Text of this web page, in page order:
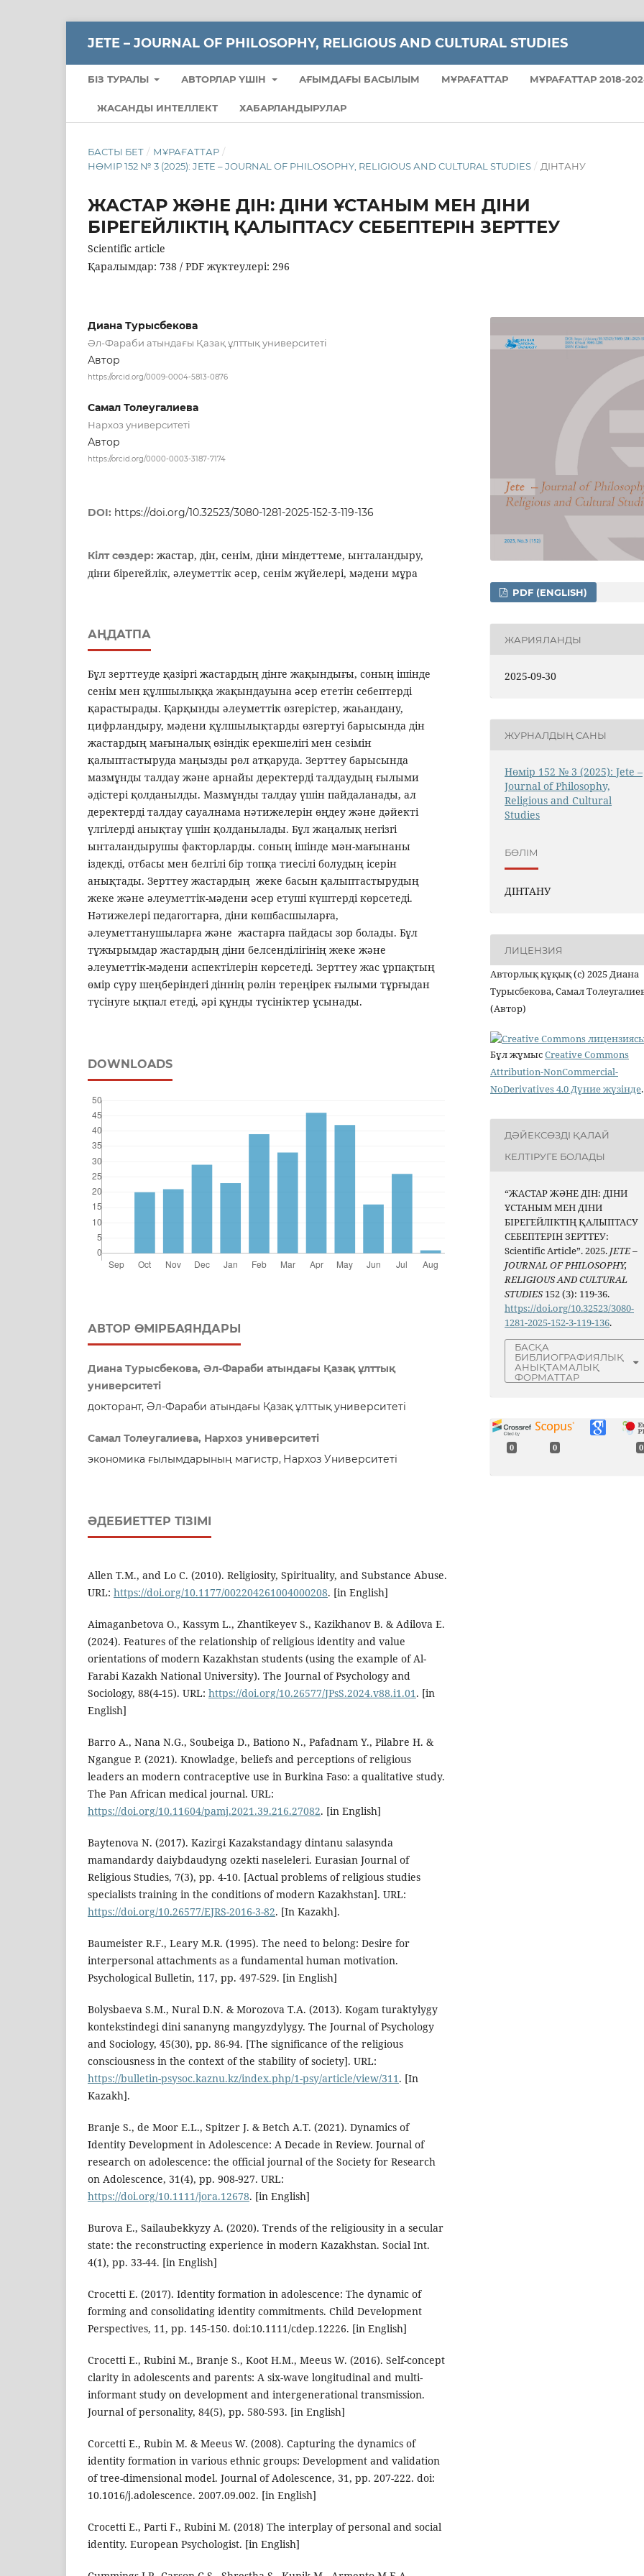
JETE – JОURNAL OF PHILOSOPHY, RELIGIOUS AND CULTURAL STUDIES
БІЗ ТУРАЛЫ АВТОРЛАР ҮШІН АҒЫМДАҒЫ БАСЫЛЫМ МҰРАҒАТТАР МҰРАҒАТТАР 2018-
ЖАСАНДЫ ИНТЕЛЛЕКТ ХАБАРЛАНДЫРУЛАР
БАСТЫ БЕТ / МҰРАҒАТТАР /
НӨМІР 152 № 3 (2025): JETE – JОURNAL OF PHILOSOPHY, RELIGIOUS АND CULTURAL STUDIES / ДІНТАНУ
ЖАСТАР ЖӘНЕ ДІН: ДІНИ ҰСТАНЫМ МЕН ДІНИ
БІРЕГЕЙЛІКТІҢ ҚАЛЫПТАСУ СЕБЕПТЕРІН ЗЕРТТЕУ
Scientific article
Қаралымдар: 738 / PDF жүктеулері: 296
Диана Турысбекова
Әл-Фараби атындағы Қазақ ұлттық университеті
Автор
https://orcid.org/0009-0004-5813-0876
Самал Толеугалиева
Нархоз университеті
Автор
https://orcid.org/0000-0003-3187-7174
DOI: https://doi.org/10.32523/3080-1281-2025-152-3-119-136
Кілт сөздер: жастар, дін, сенім, діни міндеттеме, ынталандыру,
діни бірегейлік, әлеуметтік әсер, сенім жүйелері, мәдени мұра
АҢДАТПА
Бұл зерттеуде қазіргі жастардың дінге жақындығы, соның ішінде
сенім мен құлшылыққа жақындауына әсер ететін себептерді
қарастырады. Қарқынды әлеуметтік өзгерістер, жаһандану,
цифрландыру, мәдени құлшылықтарды өзгертуі барысында дін
жастардың мағыналық өзіндік ерекшелігі мен сезімін
қалыптастыруда маңызды рөл атқаруда. Зерттеу барысында
мазмұнды талдау және арнайы деректерді талдаудың ғылыми
әдістері қолданылды. Мазмұнды талдау үшін пайдаланады, ал
деректерді талдау сауалнама нәтижелерін өңдеу және дәйекті
үлгілерді анықтау үшін қолданылады. Бұл жаңалық негізгі
ынталандырушы факторларды. соның ішінде мән-мағынаны
іздекді, отбасы мен белгілі бір топқа тиесілі болудың ісерін
анықтады. Зерттеу жастардың жеке басын қалыптастырудың
жеке және әлеуметтік-мәдени әсер етуші күштерді көрсетеді.
Нәтижелері педагогтарға, діни көшбасшыларға,
әлеуметтанушыларға және жастарға пайдасы зор болады. Бұл
тұжырымдар жастардың діни белсенділігінің жеке және
әлеуметтік-мәдени аспектілерін көрсетеді. Зерттеу жас ұрпақтың
өмір сүру шеңберіндегі діннің рөлін тереңірек ғылыми тұрғыдан
түсінуге ықпал етеді, әрі құнды түсініктер ұсынады.
DOWNLOADS
АВТОР ӨМІРБАЯНДАРЫ
Диана Турысбекова, Әл-Фараби атындағы Қазақ ұлттық
университеті
докторант, Әл-Фараби атындағы Қазақ ұлттық университеті
Самал Толеугалиева, Нархоз университеті
экономика ғылымдарының магистр, Нархоз Университеті
ӘДЕБИЕТТЕР ТІЗІМІ
Allen T.M., and Lo C. (2010). Religiosity, Spirituality, and Substance Abuse.
URL: https://doi.org/10.1177/002204261004000208. [in English]
Aimaganbetova O., Kassym L., Zhantikeyev S., Kazikhanov B. & Adilova E.
(2024). Features of the relationship of religious identity and value
orientations of modern Kazakhstan students (using the example of Al-
Farabi Kazakh National University). The Journal of Psychology and
Sociology, 88(4-15). URL: https://doi.org/10.26577/JPsS.2024.v88.i1.01. [in
English]
Barro A., Nana N.G., Soubeiga D., Bationo N., Pafadnam Y., Pilabre H. &
Ngangue P. (2021). Knowladge, beliefs and perceptions of religious
leaders an modern contraceptive use in Burkina Faso: a qualitative study.
The Pan African medical journal. URL:
https://doi.org/10.11604/pamj.2021.39.216.27082. [in English]
Baytenova N. (2017). Kazirgi Kazakstandagy dintanu salasynda
mamandardy daiybdaudyng ozekti naseleleri. Eurasian Journal of
Religious Studies, 7(3), pp. 4-10. [Actual problems of religious studies
specialists training in the conditions of modern Kazakhstan]. URL:
https://doi.org/10.26577/EJRS-2016-3-82. [In Kazakh].
Baumeister R.F., Leary M.R. (1995). The need to belong: Desire for
interpersonal attachments as a fundamental human motivation.
Psychological Bulletin, 117, pp. 497-529. [in English]
Bolysbaeva S.M., Nural D.N. & Morozova T.A. (2013). Kogam turaktylygy
kontekstindegi dini sananyng mangyzdylygy. The Journal of Psychology
and Sociology, 45(30), pp. 86-94. [The significance of the religious
consciousness in the context of the stability of society]. URL:
https://bulletin-psysoc.kaznu.kz/index.php/1-psy/article/view/311. [In
Kazakh].
Branje S., de Moor E.L., Spitzer J. & Betch A.T. (2021). Dynamics of
Identity Development in Adolescence: A Decade in Review. Journal of
research on adolescence: the official journal of the Society for Research
on Adolescence, 31(4), pp. 908-927. URL:
https://doi.org/10.1111/jora.12678. [in English]
Burova E., Sailaubekkyzy A. (2020). Trends of the religiousity in a secular
state: the reconstructing experience in modern Kazakhstan. Social Int.
4(1), pp. 33-44. [in English]
Crocetti E. (2017). Identity formation in adolescence: The dynamic of
forming and consolidating identity commitments. Child Development
Perspectives, 11, pp. 145-150. doi:10.1111/cdep.12226. [in English]
Crocetti E., Rubini M., Branje S., Koot H.M., Meeus W. (2016). Self-concept
clarity in adolescents and parents: A six-wave longitudinal and multi-
informant study on development and intergenerational transmission.
Journal of personality, 84(5), pp. 580-593. [in English]
Corcetti E., Rubin M. & Meeus W. (2008). Capturing the dynamics of
identity formation in various ethnic groups: Development and validation
of tree-dimensional model. Journal of Adolescence, 31, pp. 207-222. doi:
10.1016/j.adolescence. 2007.09.002. [in English]
Crocetti E., Parti F., Rubini M. (2018) The interplay of personal and social
identity. European Psychologist. [in English]
PDF (ENGLISH)
ЖАРИЯЛАНДЫ
2025-09-30
ЖУРНАЛДЫҢ САНЫ
Нөмір 152 № 3 (2025): Jete –
Jоurnal of Philosophy,
Religious аnd Cultural
Studies
БӨЛІМ
ДІНТАНУ
ЛИЦЕНЗИЯ
Авторлық құқық (c) 2025 Диана
Турысбекова, Самал
(Автор)
Бұл жұмысCreative Commons
Attribution-NonCommercial-
NoDerivatives 4.0 Дүние жүзінде.
ДӘЙЕКСӨЗДІ ҚАЛАЙ
КЕЛТІРУГЕ БОЛАДЫ
“ЖАСТАР ЖӘНЕ ДІН: ДІНИ
ҰСТАНЫМ МЕН ДІНИ
БІРЕГЕЙЛІКТІҢ ҚАЛЫПТАСУ
СЕБЕПТЕРІН ЗЕРТТЕУ:
Scientific Article”. 2025. JETE –
JОURNAL OF PHILOSOPHY,
RELIGIOUS AND CULTURAL
STUDIES152 (3): 119-36.
https://doi.org/10.32523/3080-
1281-2025-152-3-119-136.
БАСҚА
БИБЛИОГРАФИЯЛЫҚ
АНЫҚТАМАЛЫҚ
ФОРМАТТАР
0 0 0